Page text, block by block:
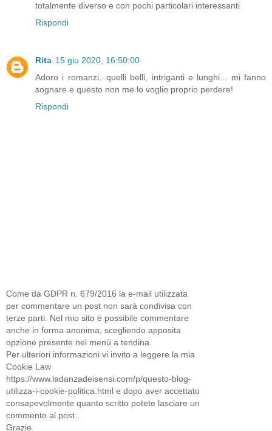
totalmente diverso e con pochi particolari interessanti
Rispondi
Rita 15 giu 2020, 16:50:00
Adoro i romanzi...quelli belli, intriganti e lunghi... mi fanno
sognare e questo non me lo voglio proprio perdere!
Rispondi
Come da GDPR n. 679/2016 la e-mail utilizzata
per commentare un post non sarà condivisa con
terze parti. Nel mio sito è possibile commentare
anche in forma anonima, scegliendo apposita
opzione presente nel menù a tendina.
Per ulteriori informazioni vi invito a leggere la mia
Cookie Law
https://www.ladanzadeisensi.com/p/questo-blog-
utilizza-i-cookie-politica.html e dopo aver accettato
consapevolmente quanto scritto potete lasciare un
commento al post .
Grazie.